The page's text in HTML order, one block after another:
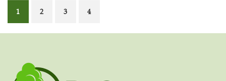
1 2 3 4